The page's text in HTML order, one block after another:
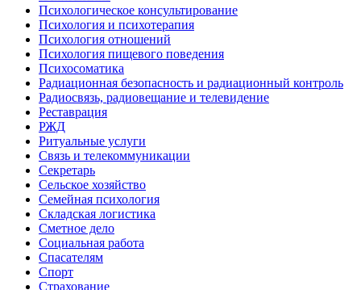
Психологическое консультирование
Психология и психотерапия
Психология отношений
Психология пищевого поведения
Психосоматика
Радиационная безопасность и радиационный контроль
Радиосвязь, радиовещание и телевидение
Реставрация
РЖД
Ритуальные услуги
Связь и телекоммуникации
Секретарь
Сельское хозяйство
Семейная психология
Складская логистика
Сметное дело
Социальная работа
Спасателям
Спорт
Страхование